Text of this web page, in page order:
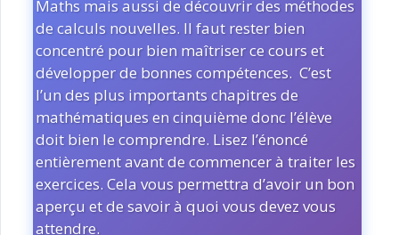
Maths mais aussi de découvrir des méthodes
de calculs nouvelles. Il faut rester bien
concentré pour bien maîtriser ce cours et
développer de bonnes compétences. C’est
l’un des plus importants chapitres de
mathématiques en cinquième donc l’élève
doit bien le comprendre. Lisez l’énoncé
entièrement avant de commencer à traiter les
exercices. Cela vous permettra d’avoir un bon
aperçu et de savoir à quoi vous devez vous
attendre.